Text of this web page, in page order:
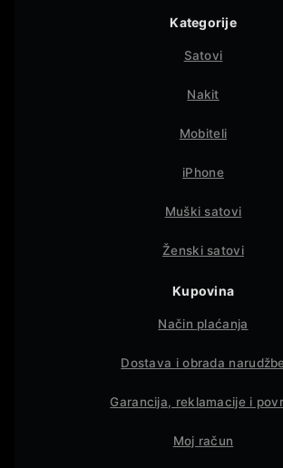
Kategorije
Satovi
Nakit
Mobiteli
iPhone
Muški satovi
Ženski satovi
Kupovina
Način plaćanja
Dostava i obrada
Garancija, reklamacije i
Moj račun